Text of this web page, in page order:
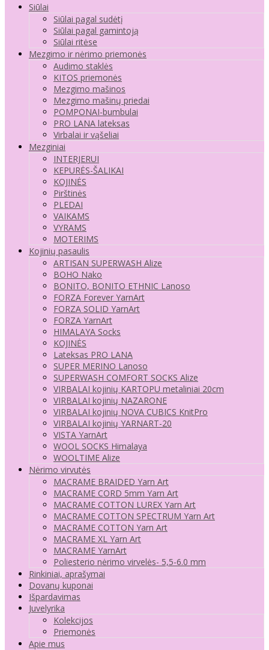
Siūlai
Siūlai pagal sudėtį
Siūlai pagal gamintoją
Siūlai ritėse
Mezgimo ir nėrimo priemonės
Audimo staklės
KITOS priemonės
Mezgimo mašinos
Mezgimo mašinų priedai
POMPONAI-bumbulai
PRO LANA lateksas
Virbalai ir vąšeliai
Mezginiai
INTERJERUI
KEPURĖS-ŠALIKAI
KOJINĖS
Pirštinės
PLEDAI
VAIKAMS
VYRAMS
MOTERIMS
Kojinių pasaulis
ARTISAN SUPERWASH Alize
BOHO Nako
BONITO, BONITO ETHNIC Lanoso
FORZA Forever YarnArt
FORZA SOLID YarnArt
FORZA YarnArt
HIMALAYA Socks
KOJINĖS
Lateksas PRO LANA
SUPER MERINO Lanoso
SUPERWASH COMFORT SOCKS Alize
VIRBALAI kojinių KARTOPU metaliniai 20cm
VIRBALAI kojinių NAZARONE
VIRBALAI kojinių NOVA CUBICS KnitPro
VIRBALAI kojinių YARNART-20
VISTA YarnArt
WOOL SOCKS Himalaya
WOOLTIME Alize
Nėrimo virvutės
MACRAME BRAIDED Yarn Art
MACRAME CORD 5mm Yarn Art
MACRAME COTTON LUREX Yarn Art
MACRAME COTTON SPECTRUM Yarn Art
MACRAME COTTON Yarn Art
MACRAME XL Yarn Art
MACRAME YarnArt
Poliesterio nėrimo virvelės- 5,5-6.0 mm
Rinkiniai, aprašymai
Dovanų kuponai
Išpardavimas
Juvelyrika
Kolekcijos
Priemonės
Apie mus